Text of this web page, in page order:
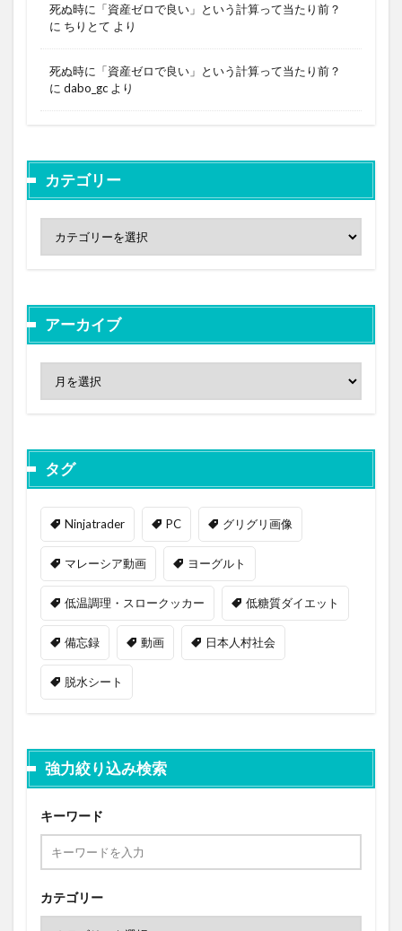
死ぬ時に「資産ゼロで良い」という計算って当たり前？
に ちりとて より
死ぬ時に「資産ゼロで良い」という計算って当たり前？
に dabo_gc より
カテゴリー
アーカイブ
タグ
Ninjatrader PC グリグリ画像
マレーシア動画 ヨーグルト
低温調理・スロークッカー 低糖質ダイエット
備忘録 動画 日本人村社会
脱水シート
強力絞り込み検索
キーワード
カテゴリー